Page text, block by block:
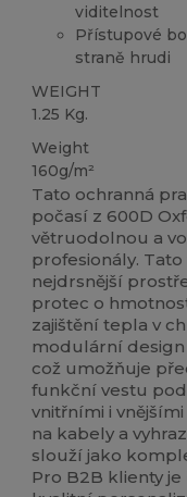
viditelnost
Přístupové
straně hrudi
WEIGHT
1.25 Kg.
Weight
160g/m²
Tato ochranná
počasí z 600D
větruodolnou a
profesionály.
nejdrsnější
protec o
zajištění tepla v
modulární
což umožňuje
funkční vestu
vnitřními i
na kabely a
slouží jako
Pro B2B klienty